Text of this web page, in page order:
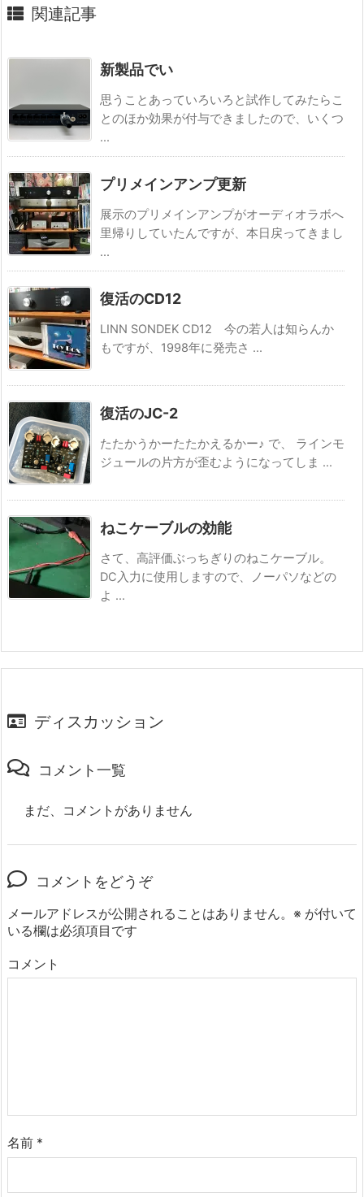
関連記事
新製品でい
思うことあっていろいろと試作してみたらこ
とのほか効果が付与できましたので、いくつ
...
プリメインアンプ更新
展示のプリメインアンプがオーディオラボへ
里帰りしていたんですが、本日戻ってきまし
...
復活のCD12
LINN SONDEK CD12 今の若人は知らんか
もですが、1998年に発売さ ...
復活のJC-2
たたかうかーたたかえるかー♪ で、 ラインモ
ジュールの片方が歪むようになってしま ...
ねこケーブルの効能
さて、高評価ぶっちぎりのねこケーブル。
DC入力に使用しますので、ノーパソなどの
よ ...
ディスカッション
コメント一覧
まだ、コメントがありません
コメントをどうぞ
メールアドレスが公開されることはありません。 ※ が付いて
いる欄は必須項目です
コメント
名前 *